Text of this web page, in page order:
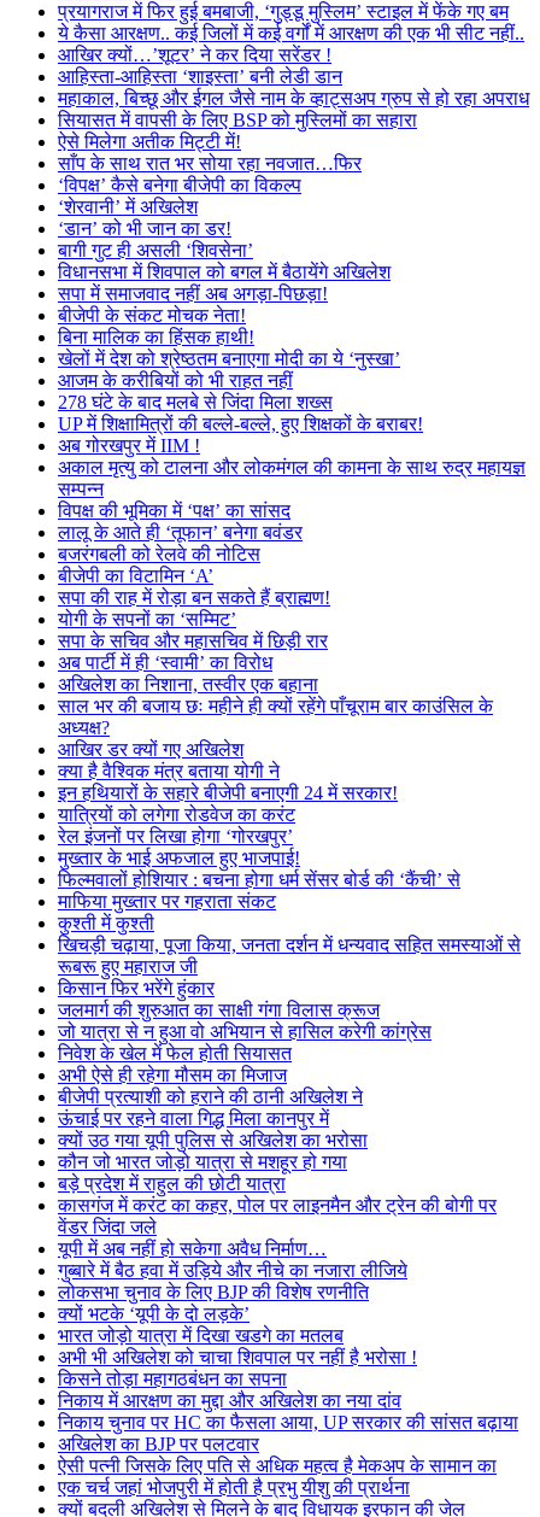
प्रयागराज में फिर हुई बमबाजी, ‘गुड्डू मुस्लिम’ स्टाइल में फेंके गए बम
ये कैसा आरक्षण.. कई जिलों में कई वर्गों में आरक्षण की एक भी सीट नहीं..
आखिर क्यों…’शूटर’ ने कर दिया सरेंडर !
आहिस्ता-आहिस्ता ‘शाइस्ता’ बनी लेडी डान
महाकाल, बिच्छू और ईगल जैसे नाम के व्हाट्सअप ग्रुप से हो रहा अपराध
सियासत में वापसी के लिए BSP को मुस्लिमों का सहारा
ऐसे मिलेगा अतीक मिट्टी में!
साँप के साथ रात भर सोया रहा नवजात…फिर
‘विपक्ष’ कैसे बनेगा बीजेपी का विकल्प
‘शेरवानी’ में अखिलेश
‘डान’ को भी जान का डर!
बागी गुट ही असली ‘शिवसेना’
विधानसभा में शिवपाल को बगल में बैठायेंगे अखिलेश
सपा में समाजवाद नहीं अब अगड़ा-पिछड़ा!
बीजेपी के संकट मोचक नेता!
बिना मालिक का हिंसक हाथी!
खेलों में देश को श्रेष्ठतम बनाएगा मोदी का ये ‘नुस्खा’
आजम के करीबियों को भी राहत नहीं
278 घंटे के बाद मलबे से जिंदा मिला शख्स
UP में शिक्षामित्रों की बल्ले-बल्ले, हुए शिक्षकों के बराबर!
अब गोरखपुर में IIM !
अकाल मृत्यु को टालना और लोकमंगल की कामना के साथ रुद्र महायज्ञ
सम्पन्न
विपक्ष की भूमिका में ‘पक्ष’ का सांसद
लालू के आते ही ‘तूफान’ बनेगा बवंडर
बजरंगबली को रेलवे की नोटिस
बीजेपी का विटामिन ‘A’
सपा की राह में रोड़ा बन सकते हैं ब्राह्मण!
योगी के सपनों का ‘सम्मिट’
सपा के सचिव और महासचिव में छिड़ी रार
अब पार्टी में ही ‘स्वामी’ का विरोध
अखिलेश का निशाना, तस्वीर एक बहाना
साल भर की बजाय छः महीने ही क्यों रहेंगे पाँचूराम बार काउंसिल के
अध्यक्ष?
आखिर डर क्यों गए अखिलेश
क्या है वैश्विक मंत्र बताया योगी ने
इन हथियारों के सहारे बीजेपी बनाएगी 24 में सरकार!
यात्रियों को लगेगा रोडवेज का करंट
रेल इंजनों पर लिखा होगा ‘गोरखपुर’
मुख्तार के भाई अफजाल हुए भाजपाई!
फिल्मवालों होशियार : बचना होगा धर्म सेंसर बोर्ड की ‘कैंची’ से
माफिया मुख्तार पर गहराता संकट
कुश्ती में कुश्ती
खिचड़ी चढ़ाया, पूजा किया, जनता दर्शन में धन्यवाद सहित समस्याओं से
रूबरू हुए महाराज जी
किसान फिर भरेंगे हुंकार
जलमार्ग की शुरुआत का साक्षी गंगा विलास क्रूज
जो यात्रा से न हुआ वो अभियान से हासिल करेगी कांग्रेस
निवेश के खेल में फेल होती सियासत
अभी ऐसे ही रहेगा मौसम का मिजाज
बीजेपी प्रत्याशी को हराने की ठानी अखिलेश ने
ऊंचाई पर रहने वाला गिद्ध मिला कानपुर में
क्यों उठ गया यूपी पुलिस से अखिलेश का भरोसा
कौन जो भारत जोड़ो यात्रा से मशहूर हो गया
बड़े प्रदेश में राहुल की छोटी यात्रा
कासगंज में करंट का कहर, पोल पर लाइनमैन और ट्रेन की बोगी पर
वेंडर जिंदा जले
यूपी में अब नहीं हो सकेगा अवैध निर्माण…
गुब्बारे में बैठ हवा में उड़िये और नीचे का नजारा लीजिये
लोकसभा चुनाव के लिए BJP की विशेष रणनीति
क्यों भटके ‘यूपी के दो लड़के’
भारत जोड़ो यात्रा में दिखा खडगे का मतलब
अभी भी अखिलेश को चाचा शिवपाल पर नहीं है भरोसा !
किसने तोड़ा महागठबंधन का सपना
निकाय में आरक्षण का मुद्दा और अखिलेश का नया दांव
निकाय चुनाव पर HC का फैसला आया, UP सरकार की सांसत बढ़ाया
अखिलेश का BJP पर पलटवार
ऐसी पत्नी जिसके लिए पति से अधिक महत्व है मेकअप के सामान का
एक चर्च जहां भोजपुरी में होती है प्रभु यीशु की प्रार्थना
क्यों बदली अखिलेश से मिलने के बाद विधायक इरफान की जेल